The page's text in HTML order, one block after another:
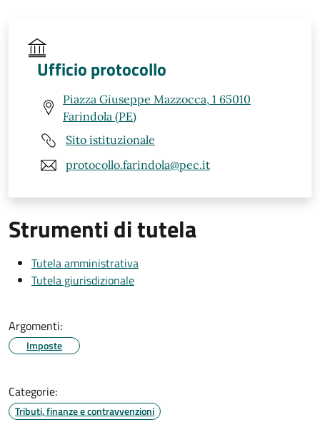
Ufficio protocollo
Piazza Giuseppe Mazzocca, 1 65010
Farindola (PE)
Sito istituzionale
protocollo.farindola@pec.it
Strumenti di tutela
Tutela amministrativa
Tutela giurisdizionale
Argomenti:
Imposte
Categorie:
Tributi, finanze e contravvenzioni